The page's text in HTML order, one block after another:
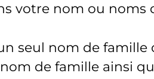
votre nom ou noms
seul nom de
de famille ainsi